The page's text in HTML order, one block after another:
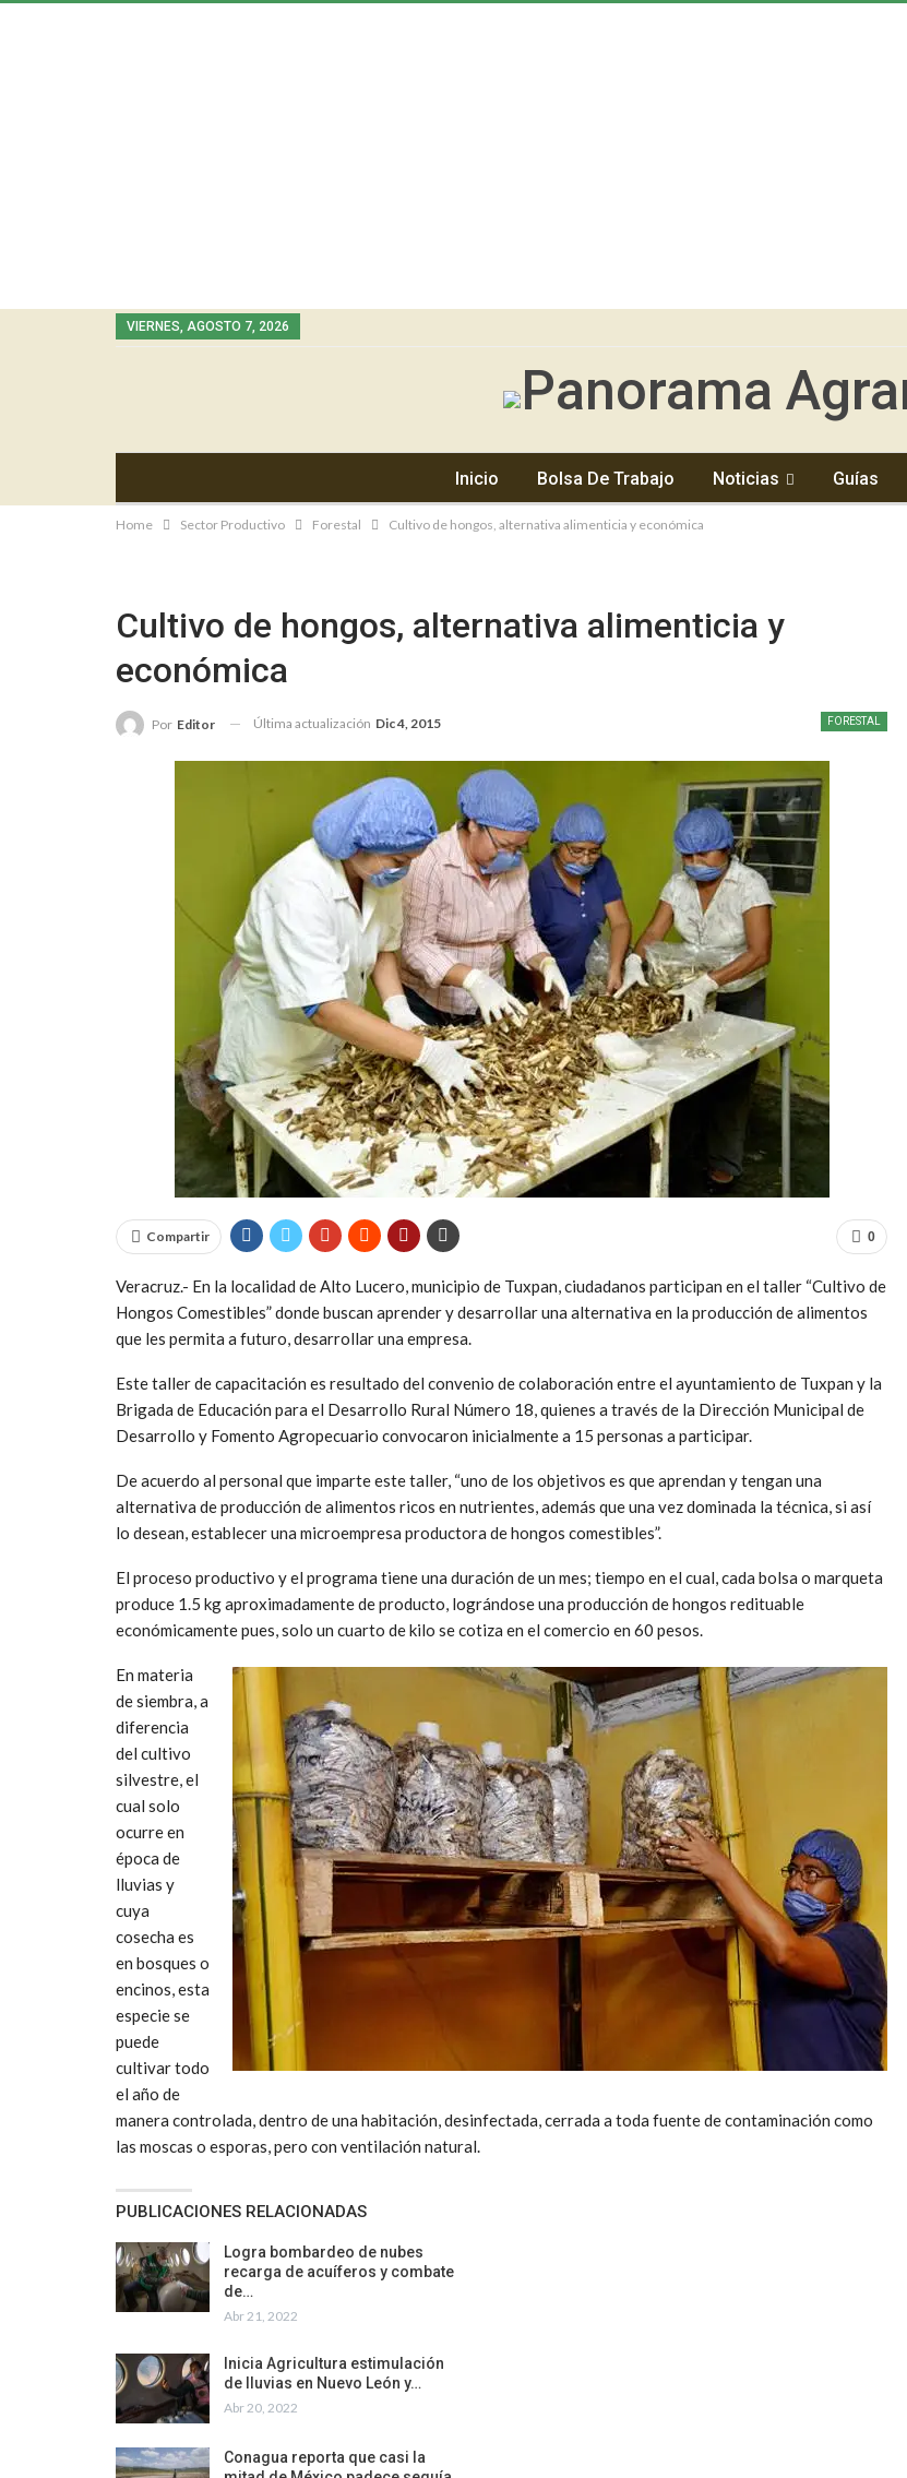
VIERNES, AGOSTO 7, 2026
Inicio Bolsa De Trabajo Noticias Guías
Home Sector Productivo Forestal Cultivo de hongos, alternativa alimenticia y económica
Cultivo de hongos, alternativa alimenticia y
económica
FORESTAL
Por Editor Última actualización Dic 4, 2015
0
Compartir
Veracruz.- En la localidad de Alto Lucero, municipio de Tuxpan, ciudadanos participan en el taller “Cultivo de
Hongos Comestibles” donde buscan aprender y desarrollar una alternativa en la producción de alimentos
que les permita a futuro, desarrollar una empresa.
Este taller de capacitación es resultado del convenio de colaboración entre el ayuntamiento de Tuxpan y la
Brigada de Educación para el Desarrollo Rural Número 18, quienes a través de la Dirección Municipal de
Desarrollo y Fomento Agropecuario convocaron inicialmente a 15 personas a participar.
De acuerdo al personal que imparte este taller, “uno de los objetivos es que aprendan y tengan una
alternativa de producción de alimentos ricos en nutrientes, además que una vez dominada la técnica, si así
lo desean, establecer una microempresa productora de hongos comestibles”.
El proceso productivo y el programa tiene una duración de un mes; tiempo en el cual, cada bolsa o marqueta
produce 1.5 kg aproximadamente de producto, lográndose una producción de hongos redituable
económicamente pues, solo un cuarto de kilo se cotiza en el comercio en 60 pesos.
En materia
de siembra, a
diferencia
del cultivo
silvestre, el
cual solo
ocurre en
época de
lluvias y
cuya
cosecha es
en bosques o
encinos, esta
especie se
puede
cultivar todo
el año de
manera controlada, dentro de una habitación, desinfectada, cerrada a toda fuente de contaminación como
las moscas o esporas, pero con ventilación natural.
PUBLICACIONES RELACIONADAS
Logra bombardeo de nubes
recarga de acuíferos y combate
de…
Abr 21, 2022
Inicia Agricultura estimulación
de lluvias en Nuevo León y…
Abr 20, 2022
Conagua reporta que casi la